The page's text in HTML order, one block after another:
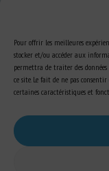
Pour offrir les meilleures
stocker et/ou accéder aux
permettra de traiter des
ce site. Le fait de ne pas
certaines caractéristiques et